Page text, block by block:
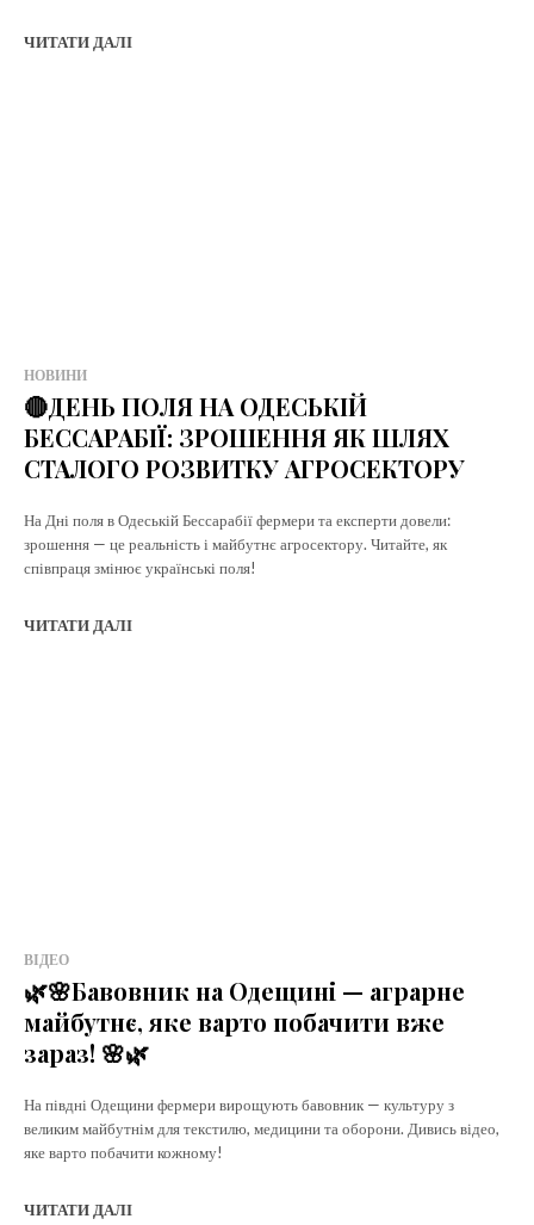
ЧИТАТИ ДАЛІ
НОВИНИ
🔴ДЕНЬ ПОЛЯ НА ОДЕСЬКІЙ
БЕССАРАБІЇ: ЗРОШЕННЯ ЯК ШЛЯХ
СТАЛОГО РОЗВИТКУ АГРОСЕКТОРУ
На Дні поля в Одеській Бессарабії фермери та експерти довели:
зрошення — це реальність і майбутнє агросектору. Читайте, як
співпраця змінює українські поля!
ЧИТАТИ ДАЛІ
ВІДЕО
🌿🌸Бавовник на Одещині — аграрне
майбутнє, яке варто побачити вже
зараз! 🌸🌿
На півдні Одещини фермери вирощують бавовник — культуру з
великим майбутнім для текстилю, медицини та оборони. Дивись відео,
яке варто побачити кожному!
ЧИТАТИ ДАЛІ